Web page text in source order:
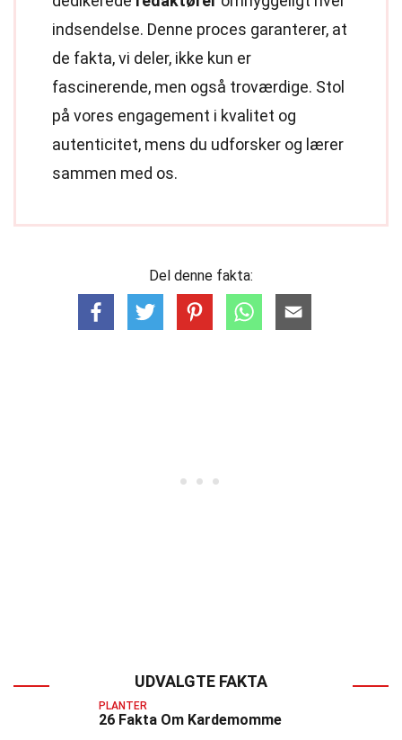
indsendelse. Denne proces garanterer, at
de fakta, vi deler, ikke kun er
fascinerende, men også troværdige. Stol
på vores engagement i kvalitet og
autenticitet, mens du udforsker og lærer
sammen med os.
Del denne fakta:
UDVALGTE FAKTA
PLANTER
26 Fakta Om Kardemomme